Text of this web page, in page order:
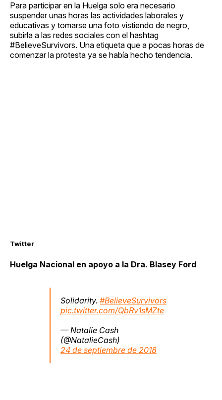
Para participar en la Huelga solo era necesario
suspender unas horas las actividades laborales y
educativas y tomarse una foto vistiendo de negro,
subirla a las redes sociales con el hashtag
#BelieveSurvivors. Una etiqueta que a pocas horas de
comenzar la protesta ya se había hecho tendencia.
Twitter
Huelga Nacional en apoyo a la Dra. Blasey Ford
Solidarity. #BelieveSurvivors
pic.twitter.com/QbRv1sMZte
— Natalie Cash
(@NatalieCash)
24 de septiembre de 2018